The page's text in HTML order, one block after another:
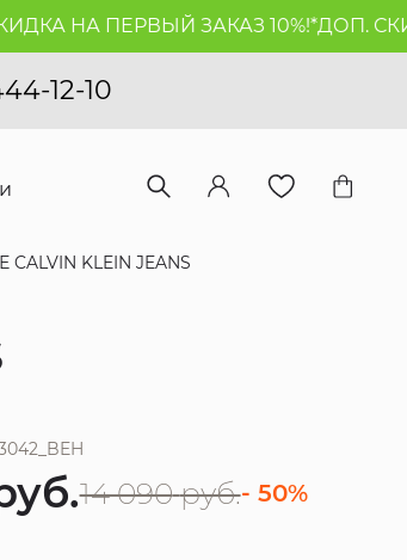
НА ПЕРВЫЙ ЗАКАЗ 10%!*ДОП.
12-10
KLEIN JEANS
14 090 руб.- 50%